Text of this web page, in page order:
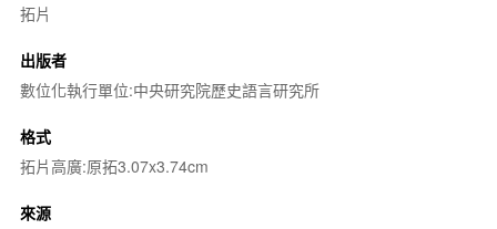
拓片
出版者
數位化執行單位:中央研究院歷史語言研究所
格式
拓片高廣:原拓3.07x3.74cm
來源